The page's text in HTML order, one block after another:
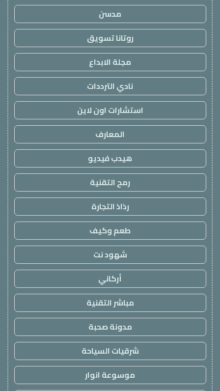
مدسن
روتانا تسويق
مجلة الابداع
نادي الترددات
استشارات اون لاين
المعارف
هيدب فيديو
رمح التقنية
رذاذ التجارة
طعم وكيف
شهود نت
أركاني
مباشر التقنية
مدونة صحبة
شرقيات السياحة
موسوعة انوار